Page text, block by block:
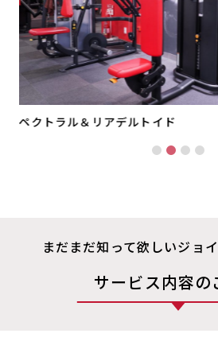
ペクトラル＆リアデルトイド
まだまだ知って欲しいジョ
サービス内容の